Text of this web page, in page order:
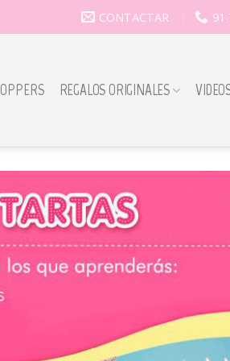
CONTACTAR 91
REGALOS ORIGINALES